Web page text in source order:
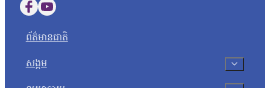
Follow us on Facebook
Follow us on YouTube
ព័ត៌មានជាតិ
សង្គម